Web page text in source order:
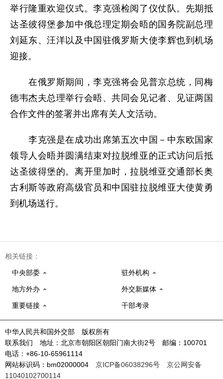
举行隆重欢迎仪式。李克强检阅了仪仗队。先期抵
达圣彼得堡参加中俄总理定期会晤的国务院副总理
刘延东、汪洋以及中国驻俄罗斯大使李辉也到机场
迎接。
在俄罗斯期间，李克强将会见普京总统，同梅
德韦杰夫总理举行会晤、共同会见记者、见证两国
合作文件的签署并出席有关人文活动。
李克强是在成功出席第五次中国－中东欧国家
领导人会晤并圆满结束对拉脱维亚的正式访问后抵
达圣彼得堡的。离开里加时，拉脱维亚交通部长奥
古利斯等政府高级官员和中国驻拉脱维亚大使黄勇
到机场送行。
相关链接：
中央部委 驻外机构
地方外办 外交新媒体
重要链接 干部考录
中华人民共和国外交部 版权所有
联系我们 地址：北京市朝阳区朝阳门南大街2号 邮编：100701
电话：+86-10-65961114
网站标识码：bm02000004 京ICP备06038296号
京公网安备
11040102700114